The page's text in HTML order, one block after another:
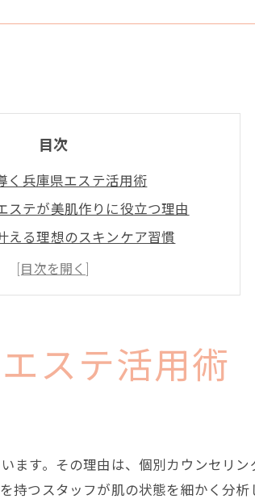
目次
く兵庫県エステ活用術
ステが美肌作りに役立つ理由
える理想のスキンケア習慣
で肌質改善を実感するコツ
す人が選ぶべきエステ施術法
身に与えるリラックス効果とは
う女性が知るべきポイント
験談からエステの特徴を知る
エステを見極めるための基準
ステ活用術
ます。その理由は、個別カウンセリ
つスタッフが肌の状態を細かく分